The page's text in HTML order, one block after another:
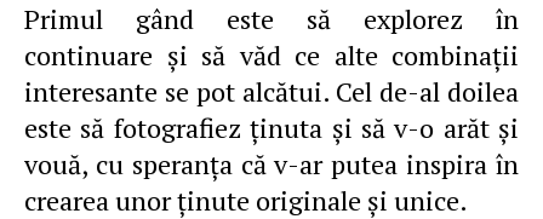
Primul gând este să explorez în
continuare şi să văd ce alte combinaţii
interesante se pot alcătui. Cel de-al doilea
este să fotografiez ţinuta şi să v-o arăt şi
vouă, cu speranţa că v-ar putea inspira în
crearea unor ţinute originale şi unice.